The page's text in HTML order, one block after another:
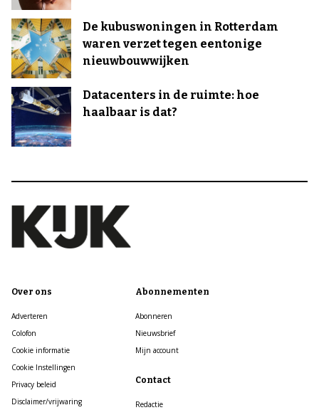
De kubuswoningen in Rotterdam
waren verzet tegen eentonige
nieuwbouwwijken
Datacenters in de ruimte: hoe
haalbaar is dat?
Over ons
Adverteren
Colofon
Cookie informatie
Cookie Instellingen
Privacy beleid
Disclaimer/vrijwaring
Abonnementen
Abonneren
Nieuwsbrief
Mijn account
Contact
Redactie